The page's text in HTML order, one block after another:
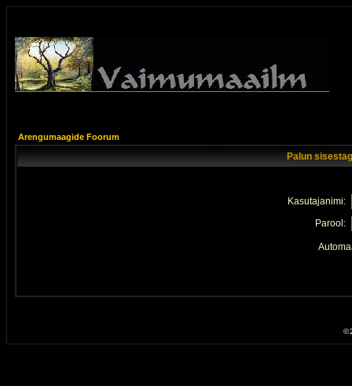
Arengumaagide Foorum
Palun
Kasutajanimi:
Parool:
©